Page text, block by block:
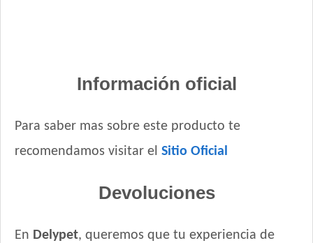
Información oficial
Para saber mas sobre este producto te
recomendamos visitar el Sitio Oficial
Devoluciones
En Delypet, queremos que tu experiencia de